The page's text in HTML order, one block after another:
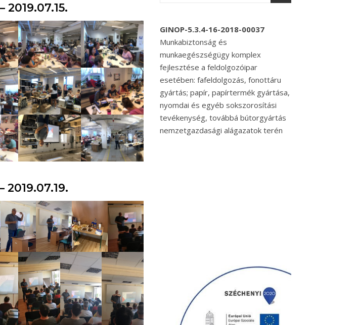
2019.07.15.
2019.07.19.
GINOP-5.3.4-16-2018-00037
Munkabiztonság és
munkaegészségügy komplex
fejlesztése a feldolgozóipar
esetében: fafeldolgozás, fonottáru
gyártás; papír, papírtermék gyártása,
nyomdai és egyéb sokszorosítási
tevékenység, továbbá bútorgyártás
nemzetgazdasági alágazatok terén